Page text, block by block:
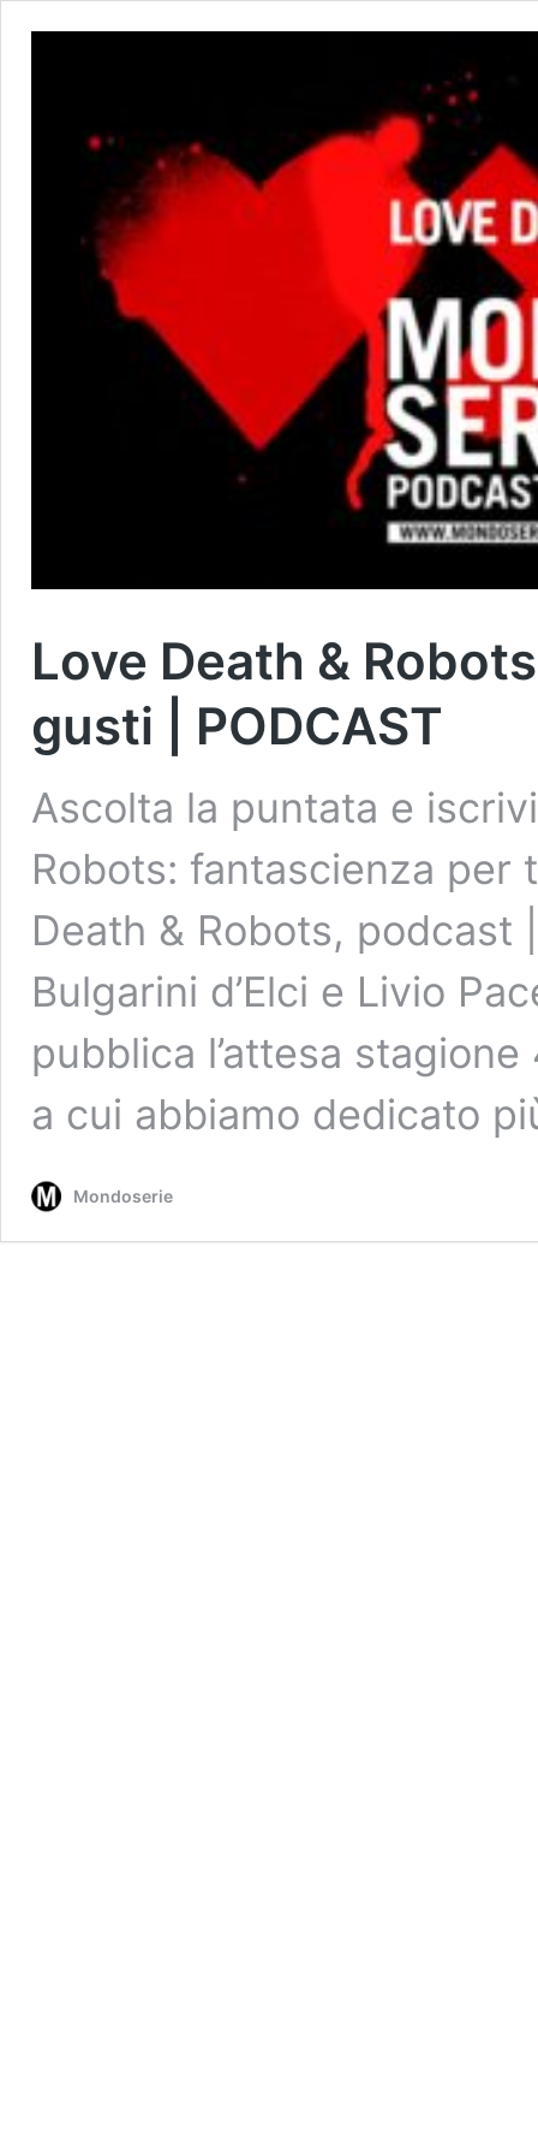
Love Death &
gusti | PODCAST
Ascolta la puntata e
Robots: fantascienza per
Death & Robots, podcast
Bulgarini d’Elci e Livio
pubblica l’attesa
a cui abbiamo dedicato
Mondoserie